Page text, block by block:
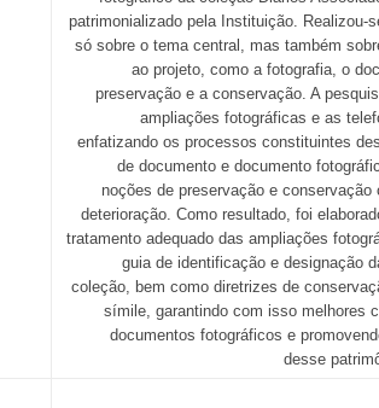
patrimonializado pela Instituição. Realizou-
só sobre o tema central, mas também
ao projeto, como a fotografia, o
preservação e a conservação. A
ampliações fotográficas e as
enfatizando os processos constituintes
de documento e documento
noções de preservação e
deterioração. Como resultado, foi
tratamento adequado das ampliações
guia de identificação e designação
coleção, bem como diretrizes de
símile, garantindo com isso melhores
documentos fotográficos e
desse